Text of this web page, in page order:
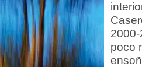
poco